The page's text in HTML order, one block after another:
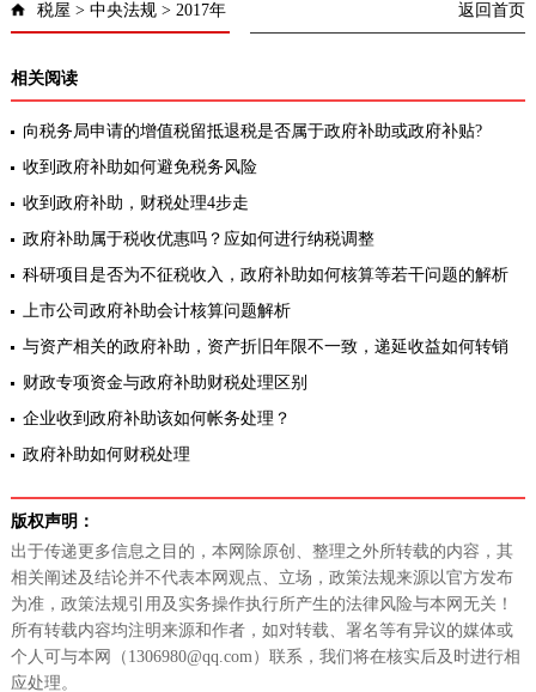
税屋 > 中央法规> 2017年 返回首页
相关阅读
向税务局申请的增值税留抵退税是否属于政府补助或政府补贴?
收到政府补助如何避免税务风险
收到政府补助，财税处理4步走
政府补助属于税收优惠吗？应如何进行纳税调整
科研项目是否为不征税收入，政府补助如何核算等若干问题的解析
上市公司政府补助会计核算问题解析
与资产相关的政府补助，资产折旧年限不一致，递延收益如何转销
财政专项资金与政府补助财税处理区别
企业收到政府补助该如何帐务处理？
政府补助如何财税处理
版权声明：
出于传递更多信息之目的，本网除原创、整理之外所转载的内容，其
相关阐述及结论并不代表本网观点、立场，政策法规来源以官方发布
为准，政策法规引用及实务操作执行所产生的法律风险与本网无关！
所有转载内容均注明来源和作者，如对转载、署名等有异议的媒体或
个人可与本网（1306980@qq.com）联系，我们将在核实后及时进行相
应处理。